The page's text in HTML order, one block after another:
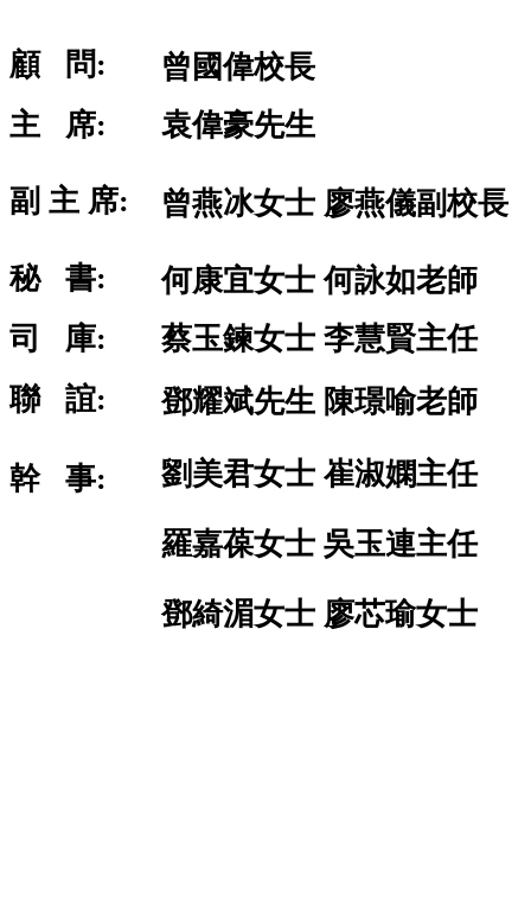
顧 問:
曾國偉校長
主 席:
袁偉豪先生
副 主 席: 曾燕冰女士 廖燕儀副校長
秘 書:
何康宜女士 何詠如老師
司 庫:
蔡玉鍊女士 李慧賢主任
聯 誼:
鄧耀斌先生 陳璟喻老師
幹 事: 劉美君女士 崔淑嫻主任
羅嘉葆女士 吳玉連主任
鄧綺湄女士 廖芯瑜女士